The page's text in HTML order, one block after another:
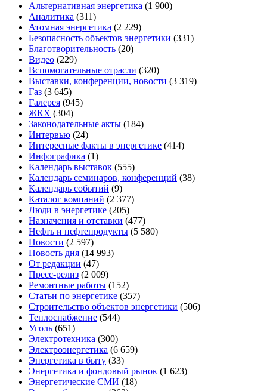
Альтернативная энергетика (1 900)
Аналитика (311)
Атомная энергетика (2 229)
Безопасность объектов энергетики (331)
Благотворительность (20)
Видео (229)
Вспомогательные отрасли (320)
Выставки, конференции, новости (3 319)
Газ (3 645)
Галерея (945)
ЖКХ (304)
Законодательные акты (184)
Интервью (24)
Интересные факты в энергетике (414)
Инфографика (1)
Календарь выставок (555)
Календарь семинаров, конференций (38)
Календарь событий (9)
Каталог компаний (2 377)
Люди в энергетике (205)
Назначения и отставки (477)
Нефть и нефтепродукты (5 580)
Новости (2 597)
Новость дня (14 993)
От редакции (47)
Пресс-релиз (2 009)
Ремонтные работы (152)
Статьи по энергетике (357)
Строительство объектов энергетики (506)
Теплоснабжение (544)
Уголь (651)
Электротехника (300)
Электроэнергетика (6 659)
Энергетика в быту (33)
Энергетика и фондовый рынок (1 623)
Энергетические СМИ (18)